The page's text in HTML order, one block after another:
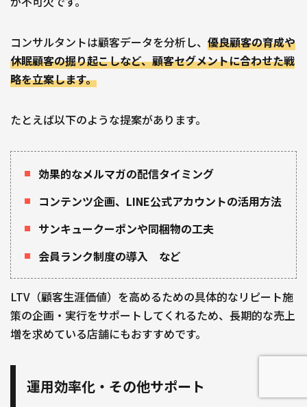
コンサルタントは顧客データを分析し、 優良顧客の育成や
休眠顧客の掘り起こしなど、顧客セグメントに合わせた戦
略を立案します。
たとえば以下のような提案があります。
効果的なメルマガの配信タイミング
コンテンツ企画、LINE公式アカウントの活用方法
サンキュークーポンや同梱物の工夫
会員ランク制度の導入 など
LTV（顧客生涯価値）を高めるための具体的なリピート施
策の企画・実行をサポートしてくれるため、長期的な売上
増を求めている店舗にもおすすめです。
運用効率化・その他サポート